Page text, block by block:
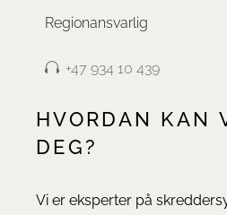
Regionansvarlig
+47 934 10 439
HVORDAN KAN
DEG?
Vi er eksperter på